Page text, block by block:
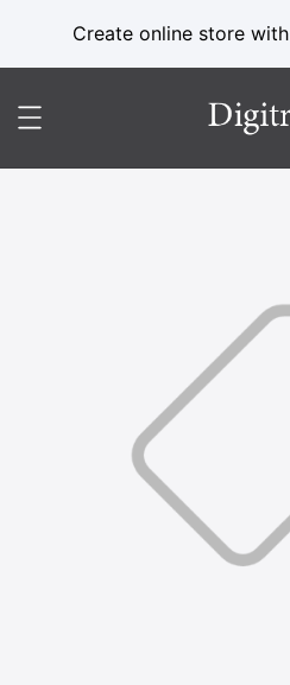
Create online store with